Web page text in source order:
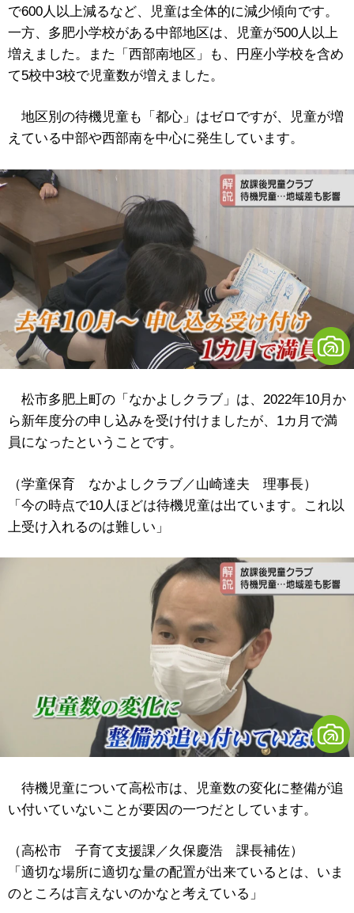
で600人以上減るなど、児童は全体的に減少傾向です。
一方、多肥小学校がある中部地区は、児童が500人以上
増えました。また「西部南地区」も、円座小学校を含め
て5校中3校で児童数が増えました。
地区別の待機児童も「都心」はゼロですが、児童が増
えている中部や西部南を中心に発生しています。
松市多肥上町の「なかよしクラブ」は、2022年10月か
ら新年度分の申し込みを受け付けましたが、1カ月で満
員になったということです。
（学童保育 なかよしクラブ／山崎達夫 理事長）
「今の時点で10人ほどは待機児童は出ています。これ以
上受け入れるのは難しい」
待機児童について高松市は、児童数の変化に整備が追
い付いていないことが要因の一つだとしています。
（高松市 子育て支援課／久保慶浩 課長補佐）
「適切な場所に適切な量の配置が出来ているとは、いま
のところは言えないのかなと考えている」